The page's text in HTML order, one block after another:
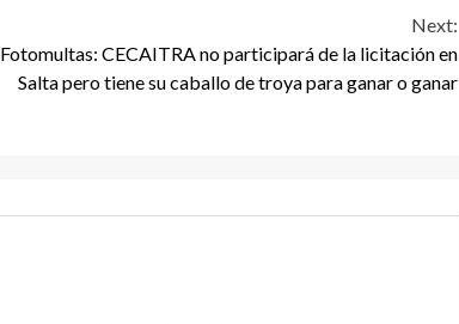
Next:
Fotomultas: CECAITRA no participará de la licitación en
Salta pero tiene su caballo de troya para ganar o ganar